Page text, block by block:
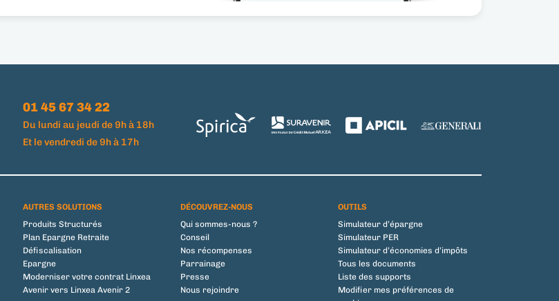
01 45 67 34 22
Du lundi au jeudi de 9h à 18h
Et le vendredi de 9h à 17h
AUTRES SOLUTIONS
Produits Structurés
Plan Epargne Retraite
Défiscalisation
Epargne
Moderniser votre contrat Linxea
Avenir vers Linxea Avenir 2
DÉCOUVREZ-NOUS
Qui sommes-nous ?
Conseil
Nos récompenses
Parrainage
Presse
Nous rejoindre
OUTILS
Simulateur d’épargne
Simulateur PER
Simulateur d’économies d’impôts
Tous les documents
Liste des supports
Modifier mes préférences de